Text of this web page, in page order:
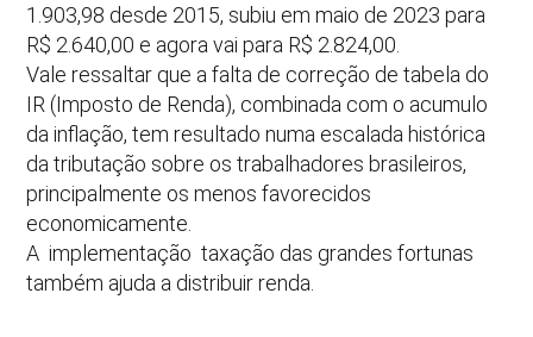
1.903,98 desde 2015, subiu em maio de 2023 para
R$ 2.640,00 e agora vai para R$ 2.824,00.
Vale ressaltar que a falta de correção de tabela do
IR (Imposto de Renda), combinada com o acumulo
da inflação, tem resultado numa escalada histórica
da tributação sobre os trabalhadores brasileiros,
principalmente os menos favorecidos
economicamente.
A implementação taxação das grandes fortunas
também ajuda a distribuir renda.